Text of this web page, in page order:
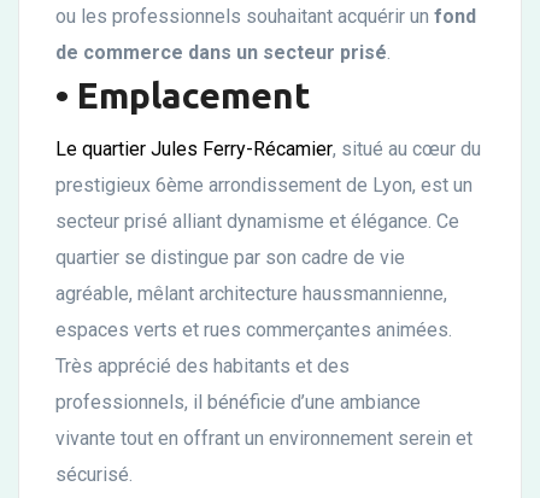
ou les professionnels souhaitant acquérir un fond
de commerce dans un secteur prisé.
• Emplacement
Le quartier Jules Ferry-Récamier, situé au cœur du
prestigieux 6ème arrondissement de Lyon, est un
secteur prisé alliant dynamisme et élégance. Ce
quartier se distingue par son cadre de vie
agréable, mêlant architecture haussmannienne,
espaces verts et rues commerçantes animées.
Très apprécié des habitants et des
professionnels, il bénéficie d’une ambiance
vivante tout en offrant un environnement serein et
sécurisé.